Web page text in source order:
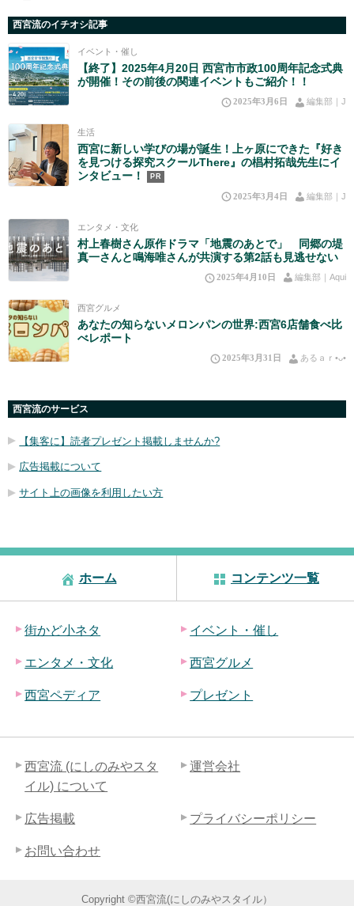
西宮流のイチオシ記事
イベント・催し
【終了】2025年4月20日 西宮市市政100周年記念式典
が開催！その前後の関連イベントもご紹介！！
2025年3月6日 編集部｜J
生活
西宮に新しい学びの場が誕生！上ヶ原にできた『好き
を見つける探究スクールThere』の椙村拓哉先生にイ
ンタビュー！
PR
2025年3月4日 編集部｜J
エンタメ・文化
村上春樹さん原作ドラマ「地震のあとで」 同郷の堤
真一さんと鳴海唯さんが共演する第2話も見逃せない
2025年4月10日 編集部｜Aqui
西宮グルメ
あなたの知らないメロンパンの世界:西宮6店舗食べ比
べレポート
2025年3月31日 あるａｒ•⁠ᴗ⁠•⁠
西宮流のサービス
【集客に】読者プレゼント掲載しませんか?
広告掲載について
サイト上の画像を利用したい方
ホーム コンテンツ一覧
街かど小ネタ イベント・催し
エンタメ・文化 西宮グルメ
西宮ペディア プレゼント
西宮流 (にしのみやスタ
イル) について
運営会社
広告掲載 プライバシーポリシー
お問い合わせ
Copyright ©西宮流(にしのみやスタイル）